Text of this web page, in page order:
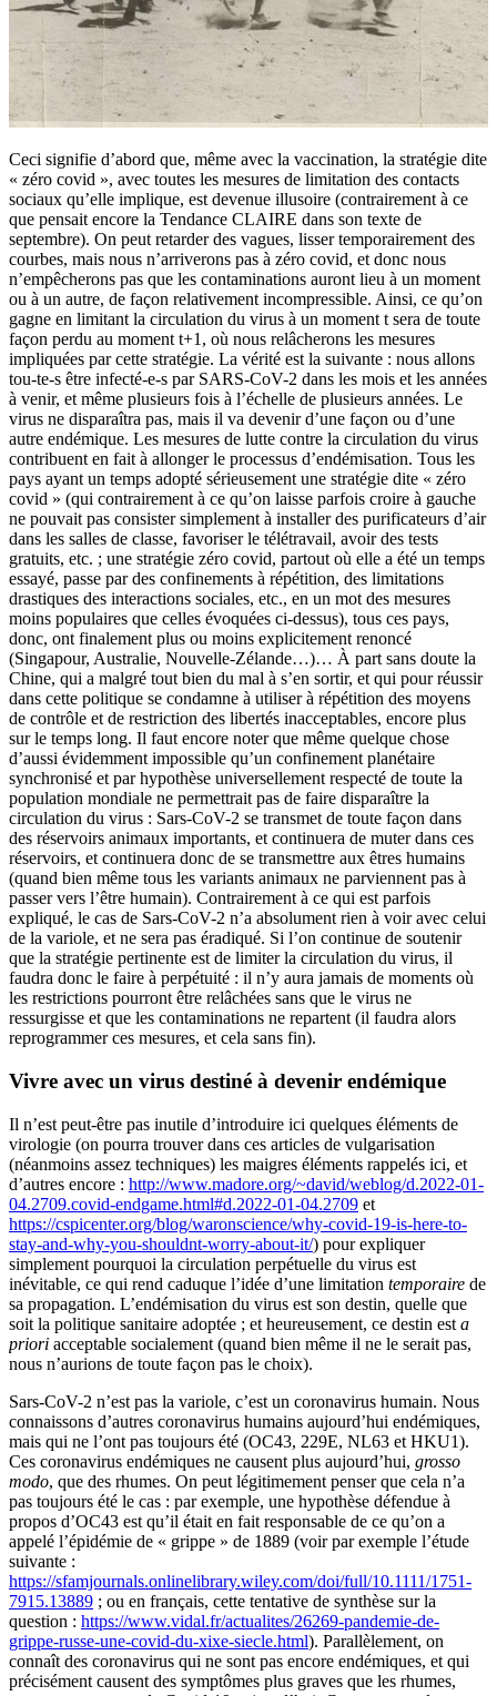
Ceci signifie d’abord que, même avec la vaccination, la stratégie dite
« zéro covid », avec toutes les mesures de limitation des contacts
sociaux qu’elle implique, est devenue illusoire (contrairement à ce
que pensait encore la Tendance CLAIRE dans son texte de
septembre). On peut retarder des vagues, lisser temporairement des
courbes, mais nous n’arriverons pas à zéro covid, et donc nous
n’empêcherons pas que les contaminations auront lieu à un moment
ou à un autre, de façon relativement incompressible. Ainsi, ce qu’on
gagne en limitant la circulation du virus à un moment t sera de toute
façon perdu au moment t+1, où nous relâcherons les mesures
impliquées par cette stratégie. La vérité est la suivante : nous allons
tou-te-s être infecté-e-s par SARS-CoV-2 dans les mois et les années
à venir, et même plusieurs fois à l’échelle de plusieurs années. Le
virus ne disparaîtra pas, mais il va devenir d’une façon ou d’une
autre endémique. Les mesures de lutte contre la circulation du virus
contribuent en fait à allonger le processus d’endémisation. Tous les
pays ayant un temps adopté sérieusement une stratégie dite « zéro
covid » (qui contrairement à ce qu’on laisse parfois croire à gauche
ne pouvait pas consister simplement à installer des purificateurs d’air
dans les salles de classe, favoriser le télétravail, avoir des tests
gratuits, etc. ; une stratégie zéro covid, partout où elle a été un temps
essayé, passe par des confinements à répétition, des limitations
drastiques des interactions sociales, etc., en un mot des mesures
moins populaires que celles évoquées ci-dessus), tous ces pays,
donc, ont finalement plus ou moins explicitement renoncé
(Singapour, Australie, Nouvelle-Zélande…)… À part sans doute la
Chine, qui a malgré tout bien du mal à s’en sortir, et qui pour réussir
dans cette politique se condamne à utiliser à répétition des moyens
de contrôle et de restriction des libertés inacceptables, encore plus
sur le temps long. Il faut encore noter que même quelque chose
d’aussi évidemment impossible qu’un confinement planétaire
synchronisé et par hypothèse universellement respecté de toute la
population mondiale ne permettrait pas de faire disparaître la
circulation du virus : Sars-CoV-2 se transmet de toute façon dans
des réservoirs animaux importants, et continuera de muter dans ces
réservoirs, et continuera donc de se transmettre aux êtres humains
(quand bien même tous les variants animaux ne parviennent pas à
passer vers l’être humain). Contrairement à ce qui est parfois
expliqué, le cas de Sars-CoV-2 n’a absolument rien à voir avec celui
de la variole, et ne sera pas éradiqué. Si l’on continue de soutenir
que la stratégie pertinente est de limiter la circulation du virus, il
faudra donc le faire à perpétuité : il n’y aura jamais de moments où
les restrictions pourront être relâchées sans que le virus ne
ressurgisse et que les contaminations ne repartent (il faudra alors
reprogrammer ces mesures, et cela sans fin).
Vivre avec un virus destiné à devenir endémique
Il n’est peut-être pas inutile d’introduire ici quelques éléments de
virologie (on pourra trouver dans ces articles de vulgarisation
(néanmoins assez techniques) les maigres éléments rappelés ici, et
d’autres encore : http://www.madore.org/~david/weblog/d.2022-01-
04.2709.covid-endgame.html#d.2022-01-04.2709 et
https://cspicenter.org/blog/waronscience/why-covid-19-is-here-to-
stay-and-why-you-shouldnt-worry-about-it/) pour expliquer
simplement pourquoi la circulation perpétuelle du virus est
inévitable, ce qui rend caduque l’idée d’une limitation temporaire de
sa propagation. L’endémisation du virus est son destin, quelle que
soit la politique sanitaire adoptée ; et heureusement, ce destin est a
priori acceptable socialement (quand bien même il ne le serait pas,
nous n’aurions de toute façon pas le choix).
Sars-CoV-2 n’est pas la variole, c’est un coronavirus humain. Nous
connaissons d’autres coronavirus humains aujourd’hui endémiques,
mais qui ne l’ont pas toujours été (OC43, 229E, NL63 et HKU1).
Ces coronavirus endémiques ne causent plus aujourd’hui, grosso
modo, que des rhumes. On peut légitimement penser que cela n’a
pas toujours été le cas : par exemple, une hypothèse défendue à
propos d’OC43 est qu’il était en fait responsable de ce qu’on a
appelé l’épidémie de « grippe » de 1889 (voir par exemple l’étude
suivante :
https://sfamjournals.onlinelibrary.wiley.com/doi/full/10.1111/1751-
7915.13889 ; ou en français, cette tentative de synthèse sur la
question : https://www.vidal.fr/actualites/26269-pandemie-de-
grippe-russe-une-covid-du-xixe-siecle.html). Parallèlement, on
connaît des coronavirus qui ne sont pas encore endémiques, et qui
précisément causent des symptômes plus graves que les rhumes,